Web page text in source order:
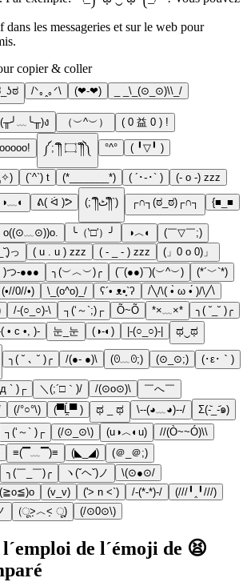
dans les messageries et sur le web pour
copier & coller
/ᐠ｡ꞈ｡ᐟ\ (❤-❤) _ _\_(⊙_⊙)\\_/
(╥╯﹏╰╥)ง （︶^︶） ( 0 益 0 ) !
༼;´༎ຶ ۝ ༎ຶ༽ °^° ( ╹▽╹ )
(`^`) t (*_______*) ( ´･֊･` ) (- o -) zzz
◑﹏◐ ᕕ( ᐛ )ᕗ (;´༎ຶٹ༎ຶ`) ┌∩┐(ಠ_ಠ)┌∩┐ {■_■
o((⊙﹏⊙))o. ╰（‵□′）╯ ◑︿◐
(￣▽￣;)
っ ( u . u ) zzz ( - _ - ) zzz
(」0 o 0)」
)つ-●●● ╮(︶︿︶)╭ (¯(●●)¯)(︶^︶)
(*´﹀`*)
(•//0//•) \_(o^o)_/ ʕ´• ᴥ•̥`ʔ
/╲/\( •̀ ω •́ )/\╱\
/-(○_○)-\ ┐(‘～`;)┌ Õ~Õ *×﹏×*
╮( ˘_˘ )╭
• c •, )- 눈_눈 (◑-◐) |-(○_○)-| ಥ‿ಥ
╮( ˘ ､ ˘ )╭ /(●- ●)\ (ꏿ﹏ꏿ;) (⊙_⊙;) (･ε･｀)
` )┌ ＼(;´□｀)/ /(⊙o⊙)\
￣へ￣
(/°○°\) (▀Ĺ̯▀ ) ಥ _ ಥ \--(◕﹏◕)--/
Σ(-᷅_-᷄๑)
┐(‘～` )┌ (/⊙_⊙\) (u◑︿◐u)
//(Ò~~Ó)\\
≡(▔﹏▔)≡ (◣_◢)
(＠_＠;)
╮(￣_￣)╭ ヽ(ˇヘˇ)ノ
\(⊙●⊙/
(v_v) ('> n <`) /-(*-*)-/
(///╹‸╹///)
(ू˃̣̣̣̣̣̣︿˂̣̣̣̣̣̣ ू) (/⊙0⊙\)
de l´émoji de 😫